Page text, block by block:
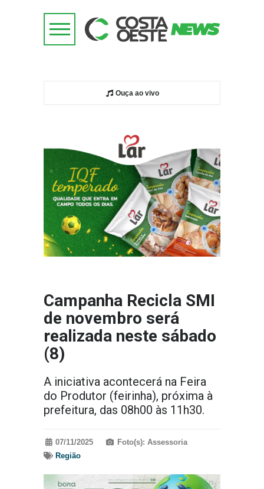
Ouça ao vivo
Campanha Recicla SMI
de novembro será
realizada neste sábado
(8)
A iniciativa acontecerá na Feira
do Produtor (feirinha), próxima à
prefeitura, das 08h00 às 11h30.
07/11/2025
Foto(s): Assessoria
Região